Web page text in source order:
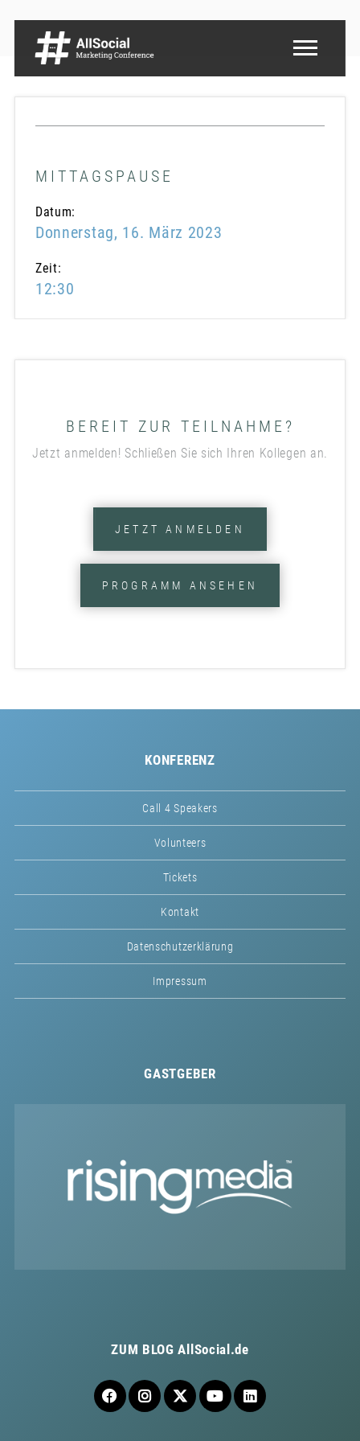
MITTAGSPAUSE
Datum:
Donnerstag, 16. März 2023
Zeit:
12:30
BEREIT ZUR TEILNAHME?
Jetzt anmelden! Schließen Sie sich Ihren Kollegen an.
JETZT ANMELDEN
PROGRAMM ANSEHEN
KONFERENZ
Call 4 Speakers
Volunteers
Tickets
Kontakt
Datenschutzerklärung
Impressum
GASTGEBER
ZUM BLOGAllSocial.de